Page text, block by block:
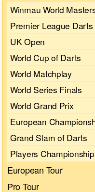
Winmau World
Premier League Darts
UK Open
World Cup of Darts
World Matchplay
World Series Finals
World Grand Prix
European
Grand Slam of Darts
Players
European Tour
Pro Tour